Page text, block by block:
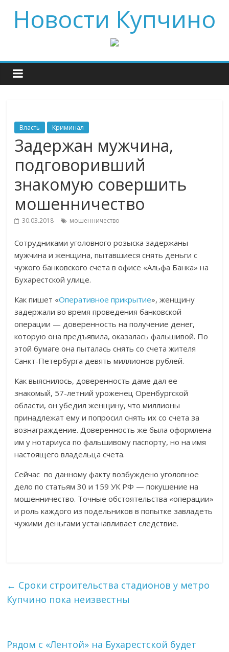
Новости Купчино
Власть Криминал
Задержан мужчина,
подговоривший
знакомую совершить
мошенничество
30.03.2018 мошенничество
Сотрудниками уголовного розыска задержаны
мужчина и женщина, пытавшиеся снять деньги с
чужого банковского счета в офисе «Альфа Банка» на
Бухарестской улице.
Как пишет «Оперативное прикрытие», женщину
задержали во время проведения банковской
операции — доверенность на получение денег,
которую она предъявила, оказалась фальшивой. По
этой бумаге она пыталась снять со счета жителя
Санкт-Петербурга девять миллионов рублей.
Как выяснилось, доверенность даме дал ее
знакомый, 57-летний уроженец Оренбургской
области, он убедил женщину, что миллионы
принадлежат ему и попросил снять их со счета за
вознаграждение. Доверенность же была оформлена
им у нотариуса по фальшивому паспорту, но на имя
настоящего владельца счета.
Сейчас по данному факту возбуждено уголовное
дело по статьям 30 и 159 УК РФ — покушение на
мошенничество. Точные обстоятельства «операции»
и роль каждого из подельников в попытке завладеть
чужими деньгами устанавливает следствие.
← Сроки строительства стадионов у метро
Купчино пока неизвестны
Рядом с «Лентой» на Бухарестской будет